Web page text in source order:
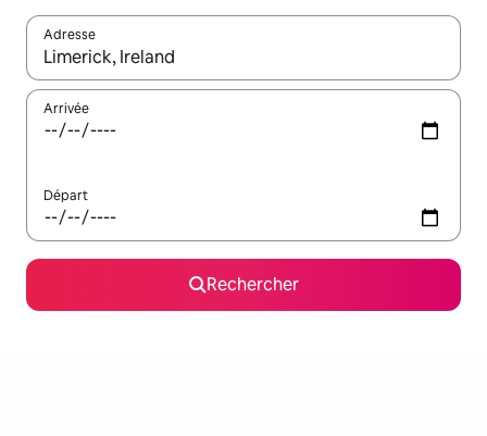
Adresse
Lorsque les résultats s'affichent, utilisez les flèches vers le
Arrivée
Départ
Rechercher